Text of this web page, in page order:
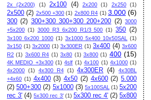
2x (2x200) (1) 2x100 (4) 2x200 (1) 2x250 (1)
2x500 (2) 2x500 +300 (1) 2x800 R4 (1) 3.000 (6)
300 (2) 300+300 300+300 200+200 (2) 3000
+5x200 (1) 3000 R3 6x200 R1/3 500 (1) 350 (2)
3x100 6x200 1000 (1) 3x1000 5x400 10x50SAL
(1)
3x150 (1) 3x2000 (1) 3x300ER (1) 3x400 (4) 3x600
R2 (1) 3x600 R4 (1) 3x80 (1) 3x800 (1) 400 (15)
4K MEDIO +3x300 (1) 4slf (1) 4x100 (1) 4x1000 (1)
4x2000 (1) 4x300 R4 (1) 4x300ER (4)
4x30BL
+4x60 (1) 4x400 (3) 4x50 (2) 4x600 (2) 5.000
(2) 500+300 (2) 5x1000 (3) 5x100SAL (1) 5x200
rec 3' (4) 5x300 rec 3' (1) 5x300 rec 4' (2) 5x800